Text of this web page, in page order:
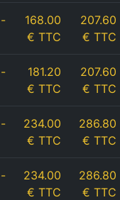
-
168.00
€ TTC
207.60
€ TTC
-
181.20
€ TTC
207.60
€ TTC
-
234.00
€ TTC
286.80
€ TTC
-
234.00
€ TTC
286.80
€ TTC